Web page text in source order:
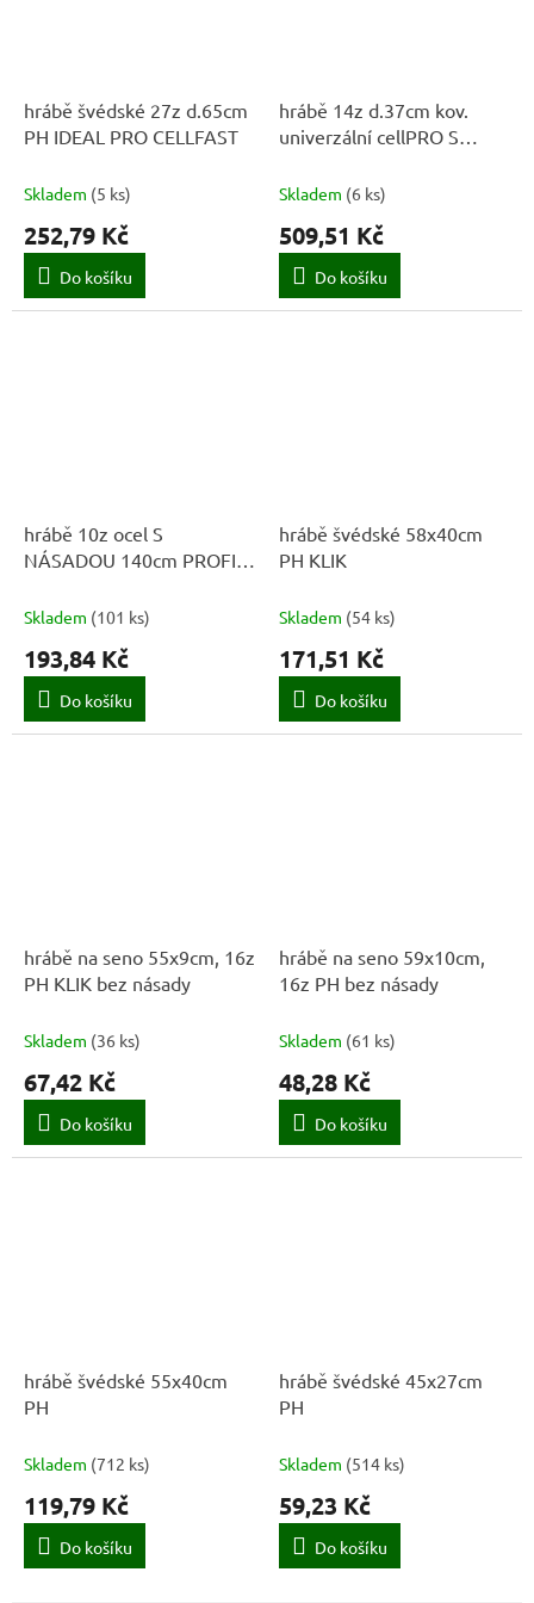
hrábě švédské 27z d.65cm
PH IDEAL PRO CELLFAST
Skladem (5 ks)
252,79 Kč
Do košíku
hrábě 14z d.37cm kov.
univerzální cellPRO S
CELLFAS
Skladem (6 ks)
509,51 Kč
Do košíku
hrábě 10z ocel S
NÁSADOU 140cm PROFI
Skladem (101 ks)
193,84 Kč
Do košíku
hrábě švédské 58x40cm
PH KLIK
Skladem (54 ks)
171,51 Kč
Do košíku
hrábě na seno 55x9cm, 16z
PH KLIK bez násady
Skladem (36 ks)
67,42 Kč
Do košíku
hrábě na seno 59x10cm,
16z PH bez násady
Skladem (61 ks)
48,28 Kč
Do košíku
hrábě švédské 55x40cm
PH
Skladem (712 ks)
119,79 Kč
Do košíku
hrábě švédské 45x27cm
PH
Skladem (514 ks)
59,23 Kč
Do košíku